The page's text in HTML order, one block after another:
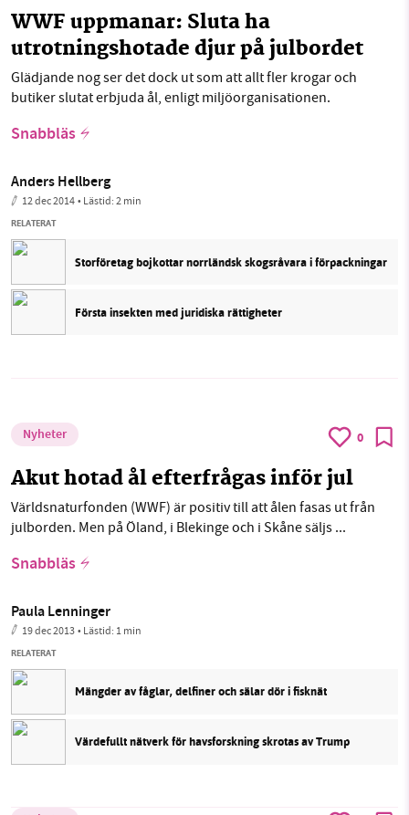
WWF uppmanar: Sluta ha
utrotningshotade djur på julbordet
Glädjande nog ser det dock ut som att allt fler krogar och
butiker slutat erbjuda ål, enligt miljöorganisationen.
Snabbläs
Anders Hellberg
12 dec 2014• Lästid:2 min
RELATERAT
Storföretag bojkottar norrländsk skogsråvara i förpackningar
Första insekten med juridiska rättigheter
Nyheter 0
Akut hotad ål efterfrågas inför jul
Världsnaturfonden (WWF) är positiv till att ålen fasas ut från
julborden. Men på Öland, i Blekinge och i Skåne säljs ...
Snabbläs
Paula Lenninger
19 dec 2013• Lästid: 1 min
RELATERAT
Mängder av fåglar, delfiner och sälar dör i fisknät
Värdefullt nätverk för havsforskning skrotas av Trump